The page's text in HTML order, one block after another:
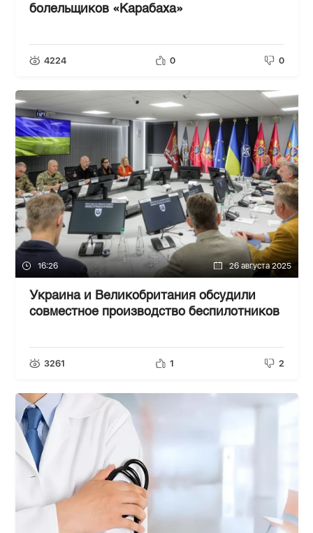
болельщиков «Карабаха»
4224 0 0
16:26 26 августа 2025
Украина и Великобритания обсудили
совместное производство беспилотников
3261 1 2